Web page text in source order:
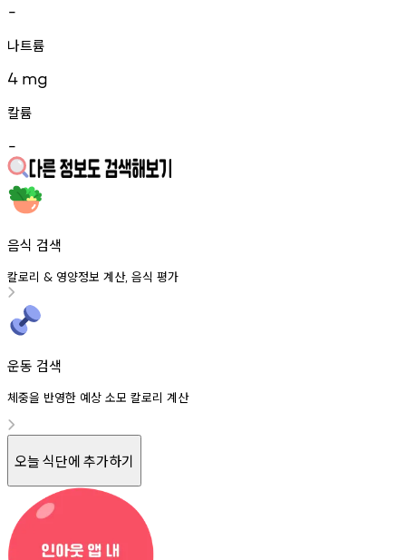
-
나트륨
4 mg
칼륨
-
음식 검색
칼로리 & 영양정보 계산, 음식 평가
운동 검색
체중을 반영한 예상 소모 칼로리 계산
오늘 식단에 추가하기